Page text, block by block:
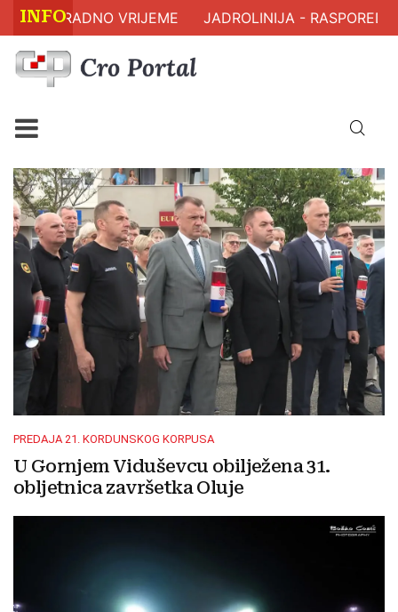
INFOVRIJEME JADROLINIJA - RASPORED
PREDAJA 21. KORDUNSKOG KORPUSA
U Gornjem Viduševcu obilježena 31.
obljetnica završetka Oluje